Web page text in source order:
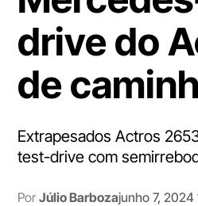
drive do
de
Extrapesados Actros
test-drive com
Por Júlio Barbozajunho 7, 2024